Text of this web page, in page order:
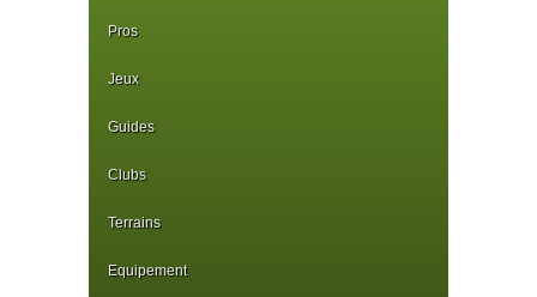
Pros
Jeux
Guides
Clubs
Terrains
Equipement